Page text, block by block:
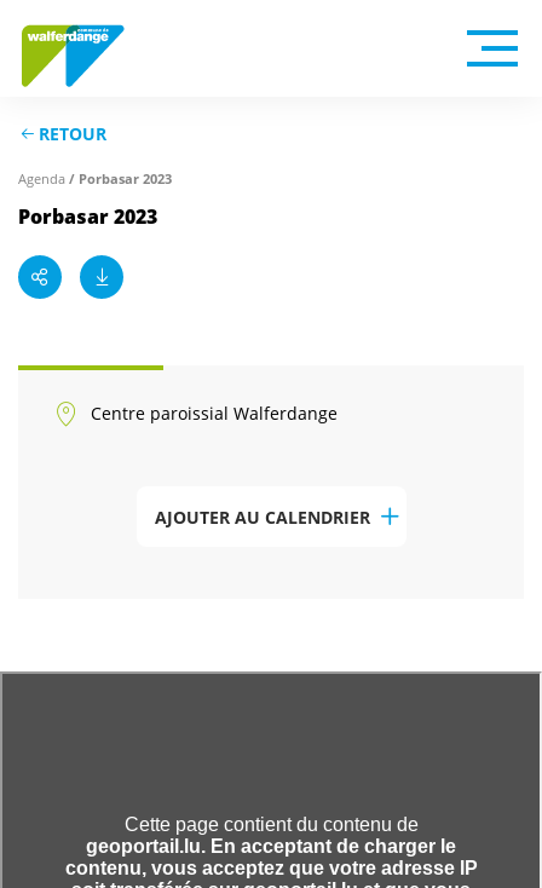
RETOUR
Agenda / Porbasar 2023
Porbasar 2023
Centre paroissial Walferdange
AJOUTER AU CALENDRIER